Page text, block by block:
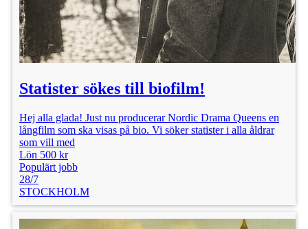
Statister sökes till biofilm!
Hej alla glada! Just nu producerar Nordic Drama Queens en
långfilm som ska visas på bio. Vi söker statister i alla åldrar
som vill med
Lön 500 kr
Populärt jobb
28/7
STOCKHOLM